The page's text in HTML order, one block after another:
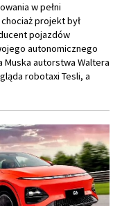
w pełni
projekt był
pojazdów
autonomicznego
Muska autorstwa Waltera
robotaxi Tesli, a